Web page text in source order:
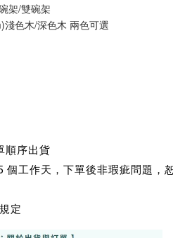
加入購物車
架/雙碗架
淺色木/深色木 兩色可選
順序出貨
個工作天，下單後非瑕疵問題，
定